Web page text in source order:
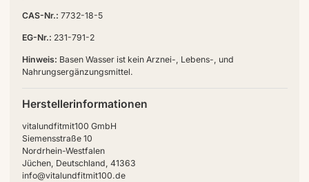
CAS-Nr.: 7732-18-5
EG-Nr.: 231-791-2
Hinweis: Basen Wasser ist kein Arznei-, Lebens-, und
Nahrungsergänzungsmittel.
Herstellerinformationen
vitalundfitmit100 GmbH
Siemensstraße 10
Nordrhein-Westfalen
Jüchen, Deutschland, 41363
info@vitalundfitmit100.de